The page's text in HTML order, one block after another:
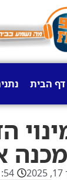
דף הבית
pm